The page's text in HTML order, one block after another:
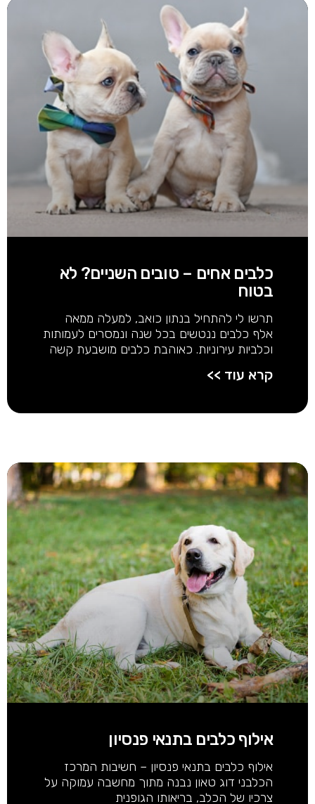
כלבים אחים – טובים השניים? לא
בטוח
תרשו לי להתחיל בנתון כואב, למעלה ממאה
אלף כלבים ננטשים בכל שנה ונמסרים לעמותות
וכלביות עירוניות. כאוהבת כלבים מושבעת קשה
קרא עוד >>
אילוף כלבים בתנאי פנסיון
אילוף כלבים בתנאי פנסיון – חשיבות המרכז
הכלבני דוג טאון נבנה מתוך מחשבה עמוקה על
צרכיו של הכלב, בריאותו הגופנית